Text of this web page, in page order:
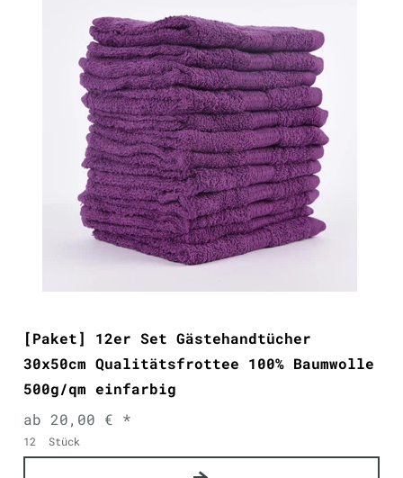
[Paket] 12er Set Gästehandtücher
30x50cm Qualitätsfrottee 100% Baumwolle
500g/qm einfarbig
ab 20,00 € *
12 Stück